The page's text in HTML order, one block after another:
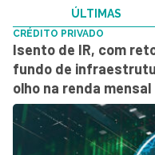
ÚLTIMAS
CRÉDITO PRIVADO
Isento de IR, com
fundo de
olho na renda mensal